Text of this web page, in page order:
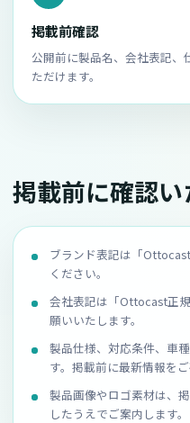
掲載前確認
公開前に製品名、会社表記
ただけます。
掲載前に確認
ブランド表記は「
ください。
会社表記は「Ottocast正
願いいたします。
製品仕様、対応条件、車
す。掲載前に最新情報をご
製品画像やロゴ素材は、
したうえでご案内します。